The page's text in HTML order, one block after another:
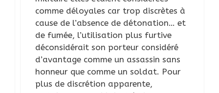
comme déloyales car trop discrètes à
cause de l’absence de détonation… et
de fumée, l’utilisation plus furtive
déconsidérait son porteur considéré
d’avantage comme un assassin sans
honneur que comme un soldat. Pour
plus de discrétion apparente,